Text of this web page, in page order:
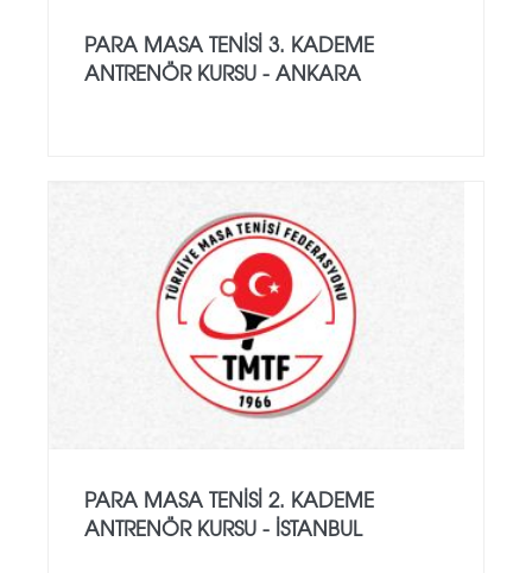
PARA MASA TENISI 3. KADEME
ANTRENÖR KURSU - ANKARA
PARA MASA TENISI 2. KADEME
ANTRENÖR KURSU - İSTANBUL